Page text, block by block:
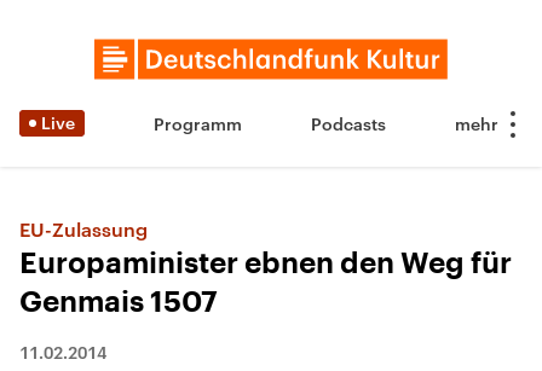
Live Programm Podcasts
EU-Zulassung
Europaminister ebnen den Weg für
Genmais 1507
11.02.2014